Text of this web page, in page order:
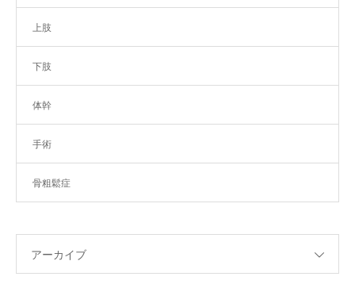
上肢
下肢
体幹
手術
骨粗鬆症
アーカイブ